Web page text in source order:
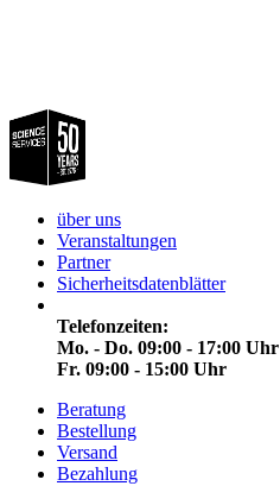
über uns
Veranstaltungen
Partner
Sicherheitsdatenblätter
Telefonzeiten:
Mo. - Do. 09:00 - 17:00 Uhr
Fr. 09:00 - 15:00 Uhr
Beratung
Bestellung
Versand
Bezahlung